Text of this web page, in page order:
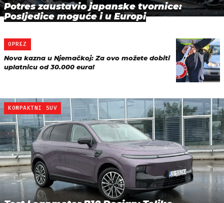
Potres zaustavio japanske tvornice:
Posljedice moguće i u Europi
OPREZ
Nova kazna u Njemačkoj: Za ovo možete dobiti
uplatnicu od 30.000 eura!
KOMPAKTNI SUV